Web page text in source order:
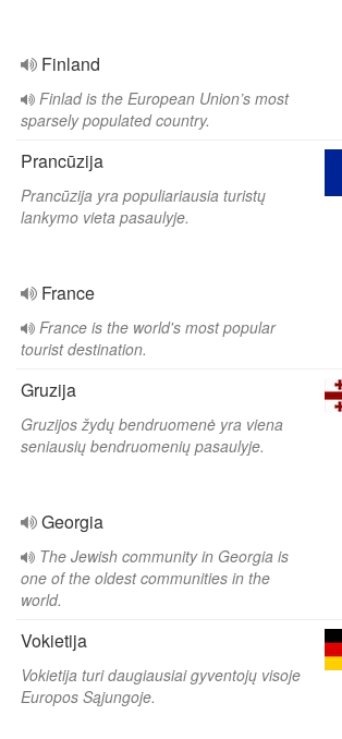
Finland
Finlad is the European Union’s most
sparsely populated country.
Prancūzija
Prancūzija yra populiariausia turistų
lankymo vieta pasaulyje.
France
France is the world's most popular
tourist destination.
Gruzija
Gruzijos žydų bendruomenė yra viena
seniausių bendruomenių pasaulyje.
Georgia
The Jewish community in Georgia is
one of the oldest communities in the
world.
Vokietija
Vokietija turi daugiausiai gyventojų visoje
Europos Sąjungoje.